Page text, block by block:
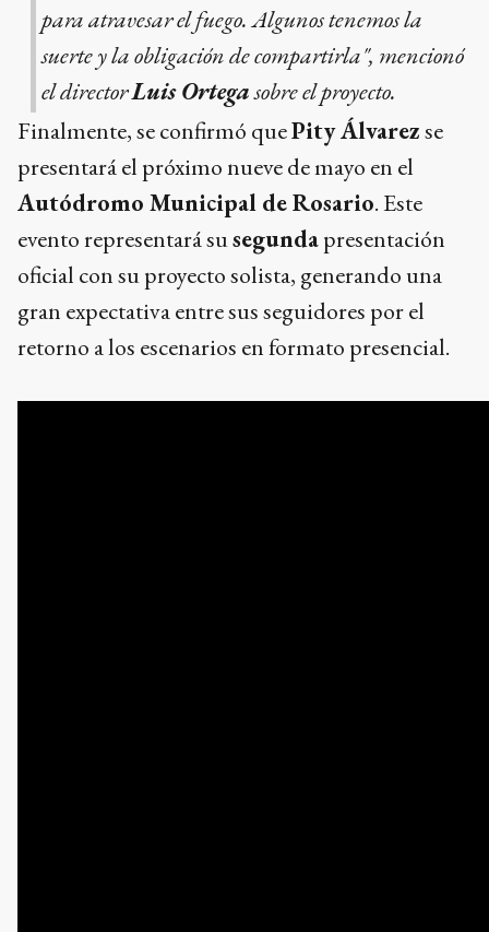
para atravesar el fuego. Algunos tenemos la
suerte y la obligación de compartirla", mencionó
el directorLuis Ortegasobre el proyecto.
Finalmente, se confirmó quePity Álvarezse
presentará el próximo nueve de mayo en el
Autódromo Municipal de Rosario. Este
evento representará susegundapresentación
oficial con su proyecto solista, generando una
gran expectativa entre sus seguidores por el
retorno a los escenarios en formato presencial.